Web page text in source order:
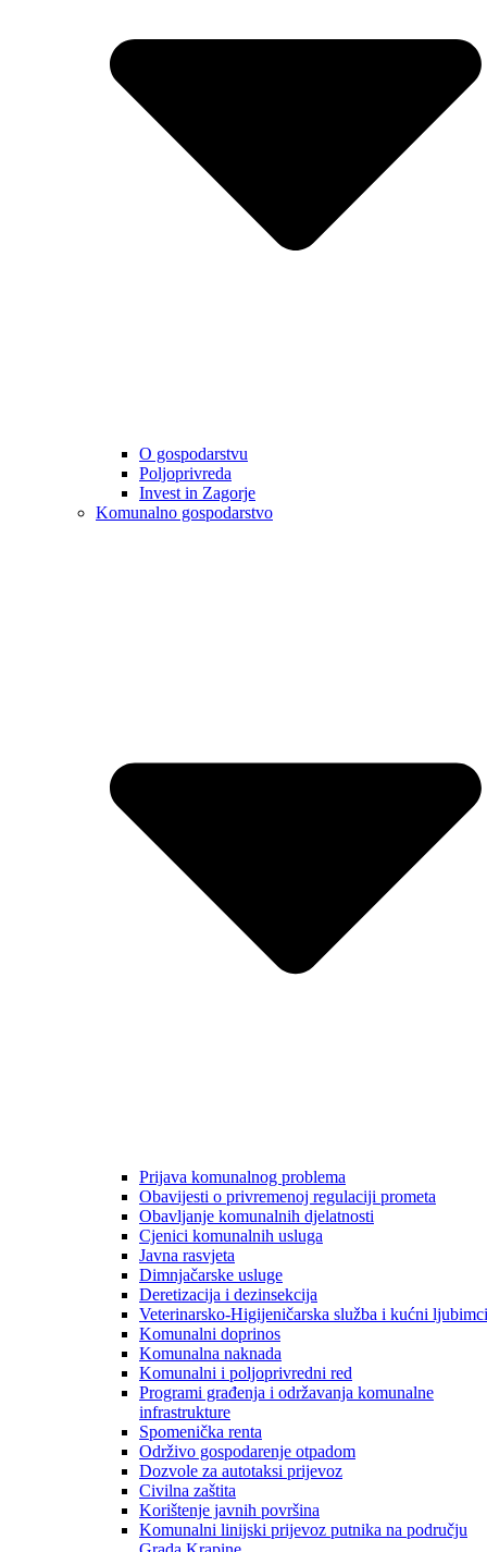
O gospodarstvu
Poljoprivreda
Invest in Zagorje
Komunalno gospodarstvo
Prijava komunalnog problema
Obavijesti o privremenoj regulaciji prometa
Obavljanje komunalnih djelatnosti
Cjenici komunalnih usluga
Javna rasvjeta
Dimnjačarske usluge
Deretizacija i dezinsekcija
Veterinarsko-Higijeničarska služba i kućni ljubimci
Komunalni doprinos
Komunalna naknada
Komunalni i poljoprivredni red
Programi građenja i održavanja komunalne
infrastrukture
Spomenička renta
Održivo gospodarenje otpadom
Dozvole za autotaksi prijevoz
Civilna zaštita
Korištenje javnih površina
Komunalni linijski prijevoz putnika na području